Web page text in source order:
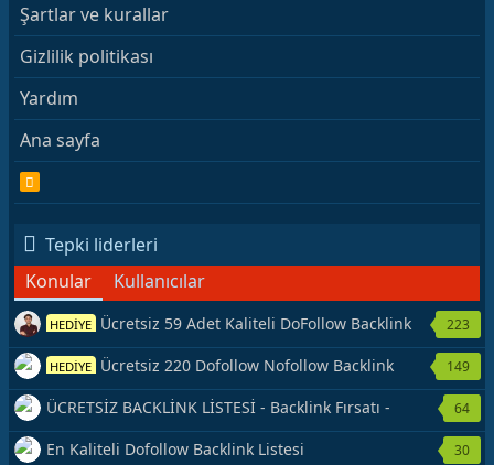
Şartlar ve kurallar
Gizlilik politikası
Yardım
Ana sayfa
R
S
Tepki liderleri
Konular
Kullanıcılar
HEDİYE Ücretsiz 59 Adet Kaliteli DoFollow Backlink
Kaynağı Veriyorum.
223
HEDİYE Ücretsiz 220 Dofollow Nofollow Backlink
Veriyorum
149
ÜCRETSİZ BACKLİNK LİSTESİ - Backlink Fırsatı -
Hemen Yetiş!
64
En Kaliteli Dofollow Backlink Listesi 30